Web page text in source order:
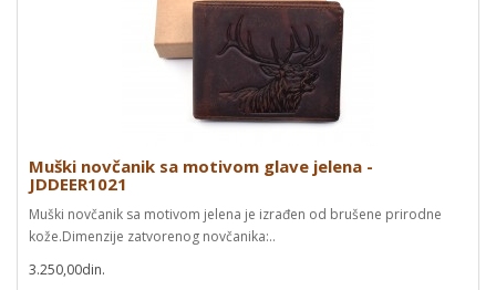
Muški novčanik sa motivom glave jelena -
JDDEER1021
Muški novčanik sa motivom jelena je izrađen od brušene prirodne
kože.Dimenzije zatvorenog novčanika:..
3.250,00din.